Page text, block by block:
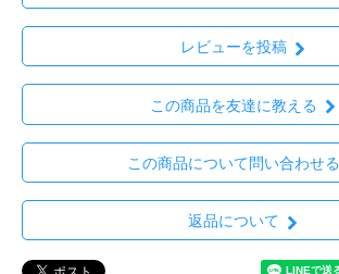
レビューを投稿
この商品を友達に教える
この商品について問い合わせる
返品について